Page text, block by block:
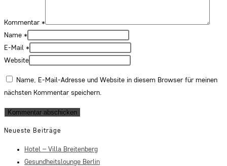
Kommentar *
Name *
E-Mail *
Website
Name, E-Mail-Adresse und Website in diesem Browser für meinen
nächsten Kommentar speichern.
Neueste Beiträge
Hotel – Villa Breitenberg
Gesundheitslounge Berlin